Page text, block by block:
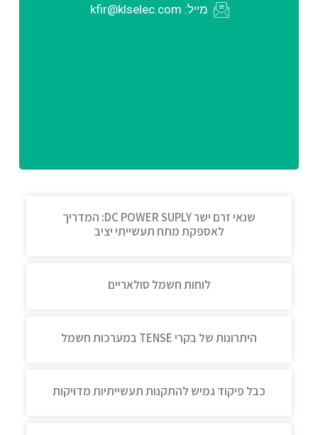
מייל: kfir@klselec.com
שנאי זרם ישר DC POWER SUPLY: המדריך
לאספקת מתח תעשייתי יציב
לוחות חשמל סולאריים
היתרונות של בקרי TENSE במערכות חשמל
כבל פיקוד גמיש להתקנות תעשייתיות מדויקות